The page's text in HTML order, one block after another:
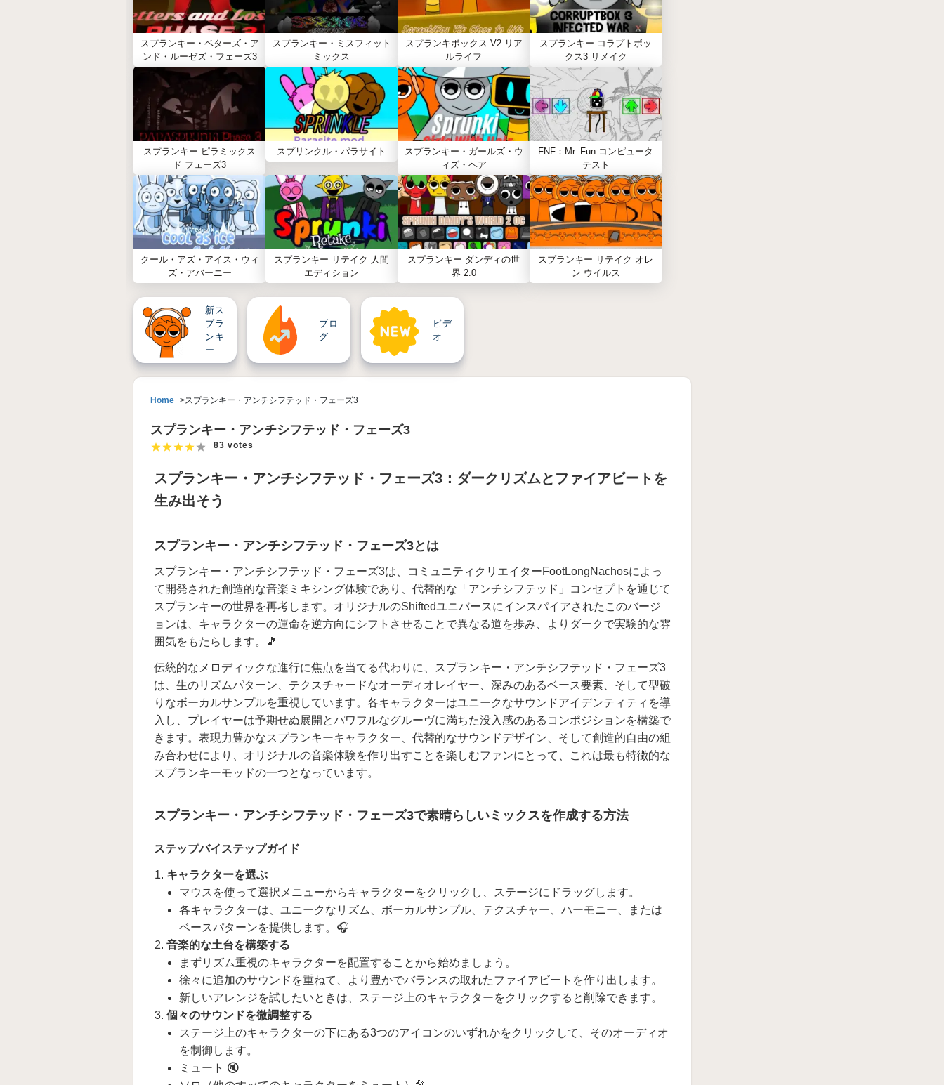
スプランキー・ベターズ・ア
ンド・ルーゼズ・フェーズ3
スプランキー・ミスフィット
ミックス
スプランキボックス V2 リア
ルライフ
スプランキー コラプトボッ
クス3 リメイク
スプランキー ピラミックス
ド フェーズ3
スプリンクル・パラサイト
スプランキー・ガールズ・ウ
ィズ・ヘア
FNF：Mr. Fun コンピュータ
テスト
クール・アズ・アイス・ウィ
ズ・アバーニー
スプランキー リテイク 人間
エディション
スプランキー ダンディの世
界 2.0
スプランキー リテイク オレ
ン ウイルス
新ス
プラ
ンキ
ー
ブロ
グ
ビデ
オ
Home スプランキー・アンチシフテッド・フェーズ3
スプランキー・アンチシフテッド・フェーズ3
83 votes
スプランキー・アンチシフテッド・フェーズ3：ダークリズムとファイアビートを
生み出そう
スプランキー・アンチシフテッド・フェーズ3とは
スプランキー・アンチシフテッド・フェーズ3は、コミュニティクリエイターFootLongNachosによっ
て開発された創造的な音楽ミキシング体験であり、代替的な「アンチシフテッド」コンセプトを通じて
スプランキーの世界を再考します。オリジナルのShiftedユニバースにインスパイアされたこのバージ
ョンは、キャラクターの運命を逆方向にシフトさせることで異なる道を歩み、よりダークで実験的な雰
囲気をもたらします。🎵
伝統的なメロディックな進行に焦点を当てる代わりに、スプランキー・アンチシフテッド・フェーズ3
は、生のリズムパターン、テクスチャードなオーディオレイヤー、深みのあるベース要素、そして型破
りなボーカルサンプルを重視しています。各キャラクターはユニークなサウンドアイデンティティを導
入し、プレイヤーは予期せぬ展開とパワフルなグルーヴに満ちた没入感のあるコンポジションを構築で
きます。表現力豊かなスプランキーキャラクター、代替的なサウンドデザイン、そして創造的自由の組
み合わせにより、オリジナルの音楽体験を作り出すことを楽しむファンにとって、これは最も特徴的な
スプランキーモッドの一つとなっています。
スプランキー・アンチシフテッド・フェーズ3で素晴らしいミックスを作成する方法
ステップバイステップガイド
キャラクターを選ぶ
マウスを使って選択メニューからキャラクターをクリックし、ステージにドラッグします。
各キャラクターは、ユニークなリズム、ボーカルサンプル、テクスチャー、ハーモニー、または
ベースパターンを提供します。🎧
音楽的な土台を構築する
まずリズム重視のキャラクターを配置することから始めましょう。
徐々に追加のサウンドを重ねて、より豊かでバランスの取れたファイアビートを作り出します。
新しいアレンジを試したいときは、ステージ上のキャラクターをクリックすると削除できます。
個々のサウンドを微調整する
ステージ上のキャラクターの下にある3つのアイコンのいずれかをクリックして、そのオーディオ
を制御します。
ミュート 🔇